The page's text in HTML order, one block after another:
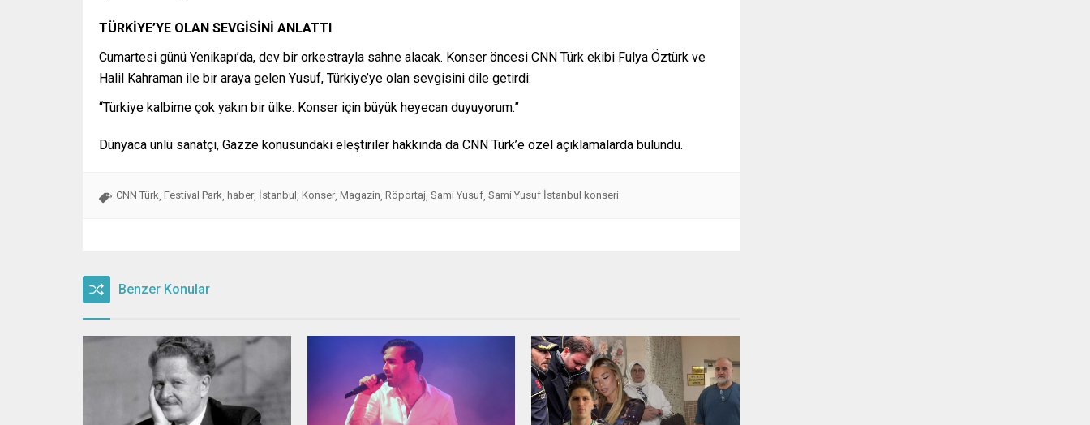
TÜRKİYE’YE OLAN SEVGİSİNİ ANLATTI
Cumartesi günü Yenikapı’da, dev bir orkestrayla sahne alacak. Konser öncesi CNN Türk ekibi Fulya Öztürk ve
Halil Kahraman ile bir araya gelen Yusuf, Türkiye’ye olan sevgisini dile getirdi:
“Türkiye kalbime çok yakın bir ülke. Konser için büyük heyecan duyuyorum.”
Dünyaca ünlü sanatçı, Gazze konusundaki eleştiriler hakkında da CNN Türk’e özel açıklamalarda bulundu.
CNN Türk, Festival Park, haber, İstanbul , Konser, Magazin, Röportaj, Sami Yusuf, Sami Yusuf İstanbul konseri
Benzer Konular